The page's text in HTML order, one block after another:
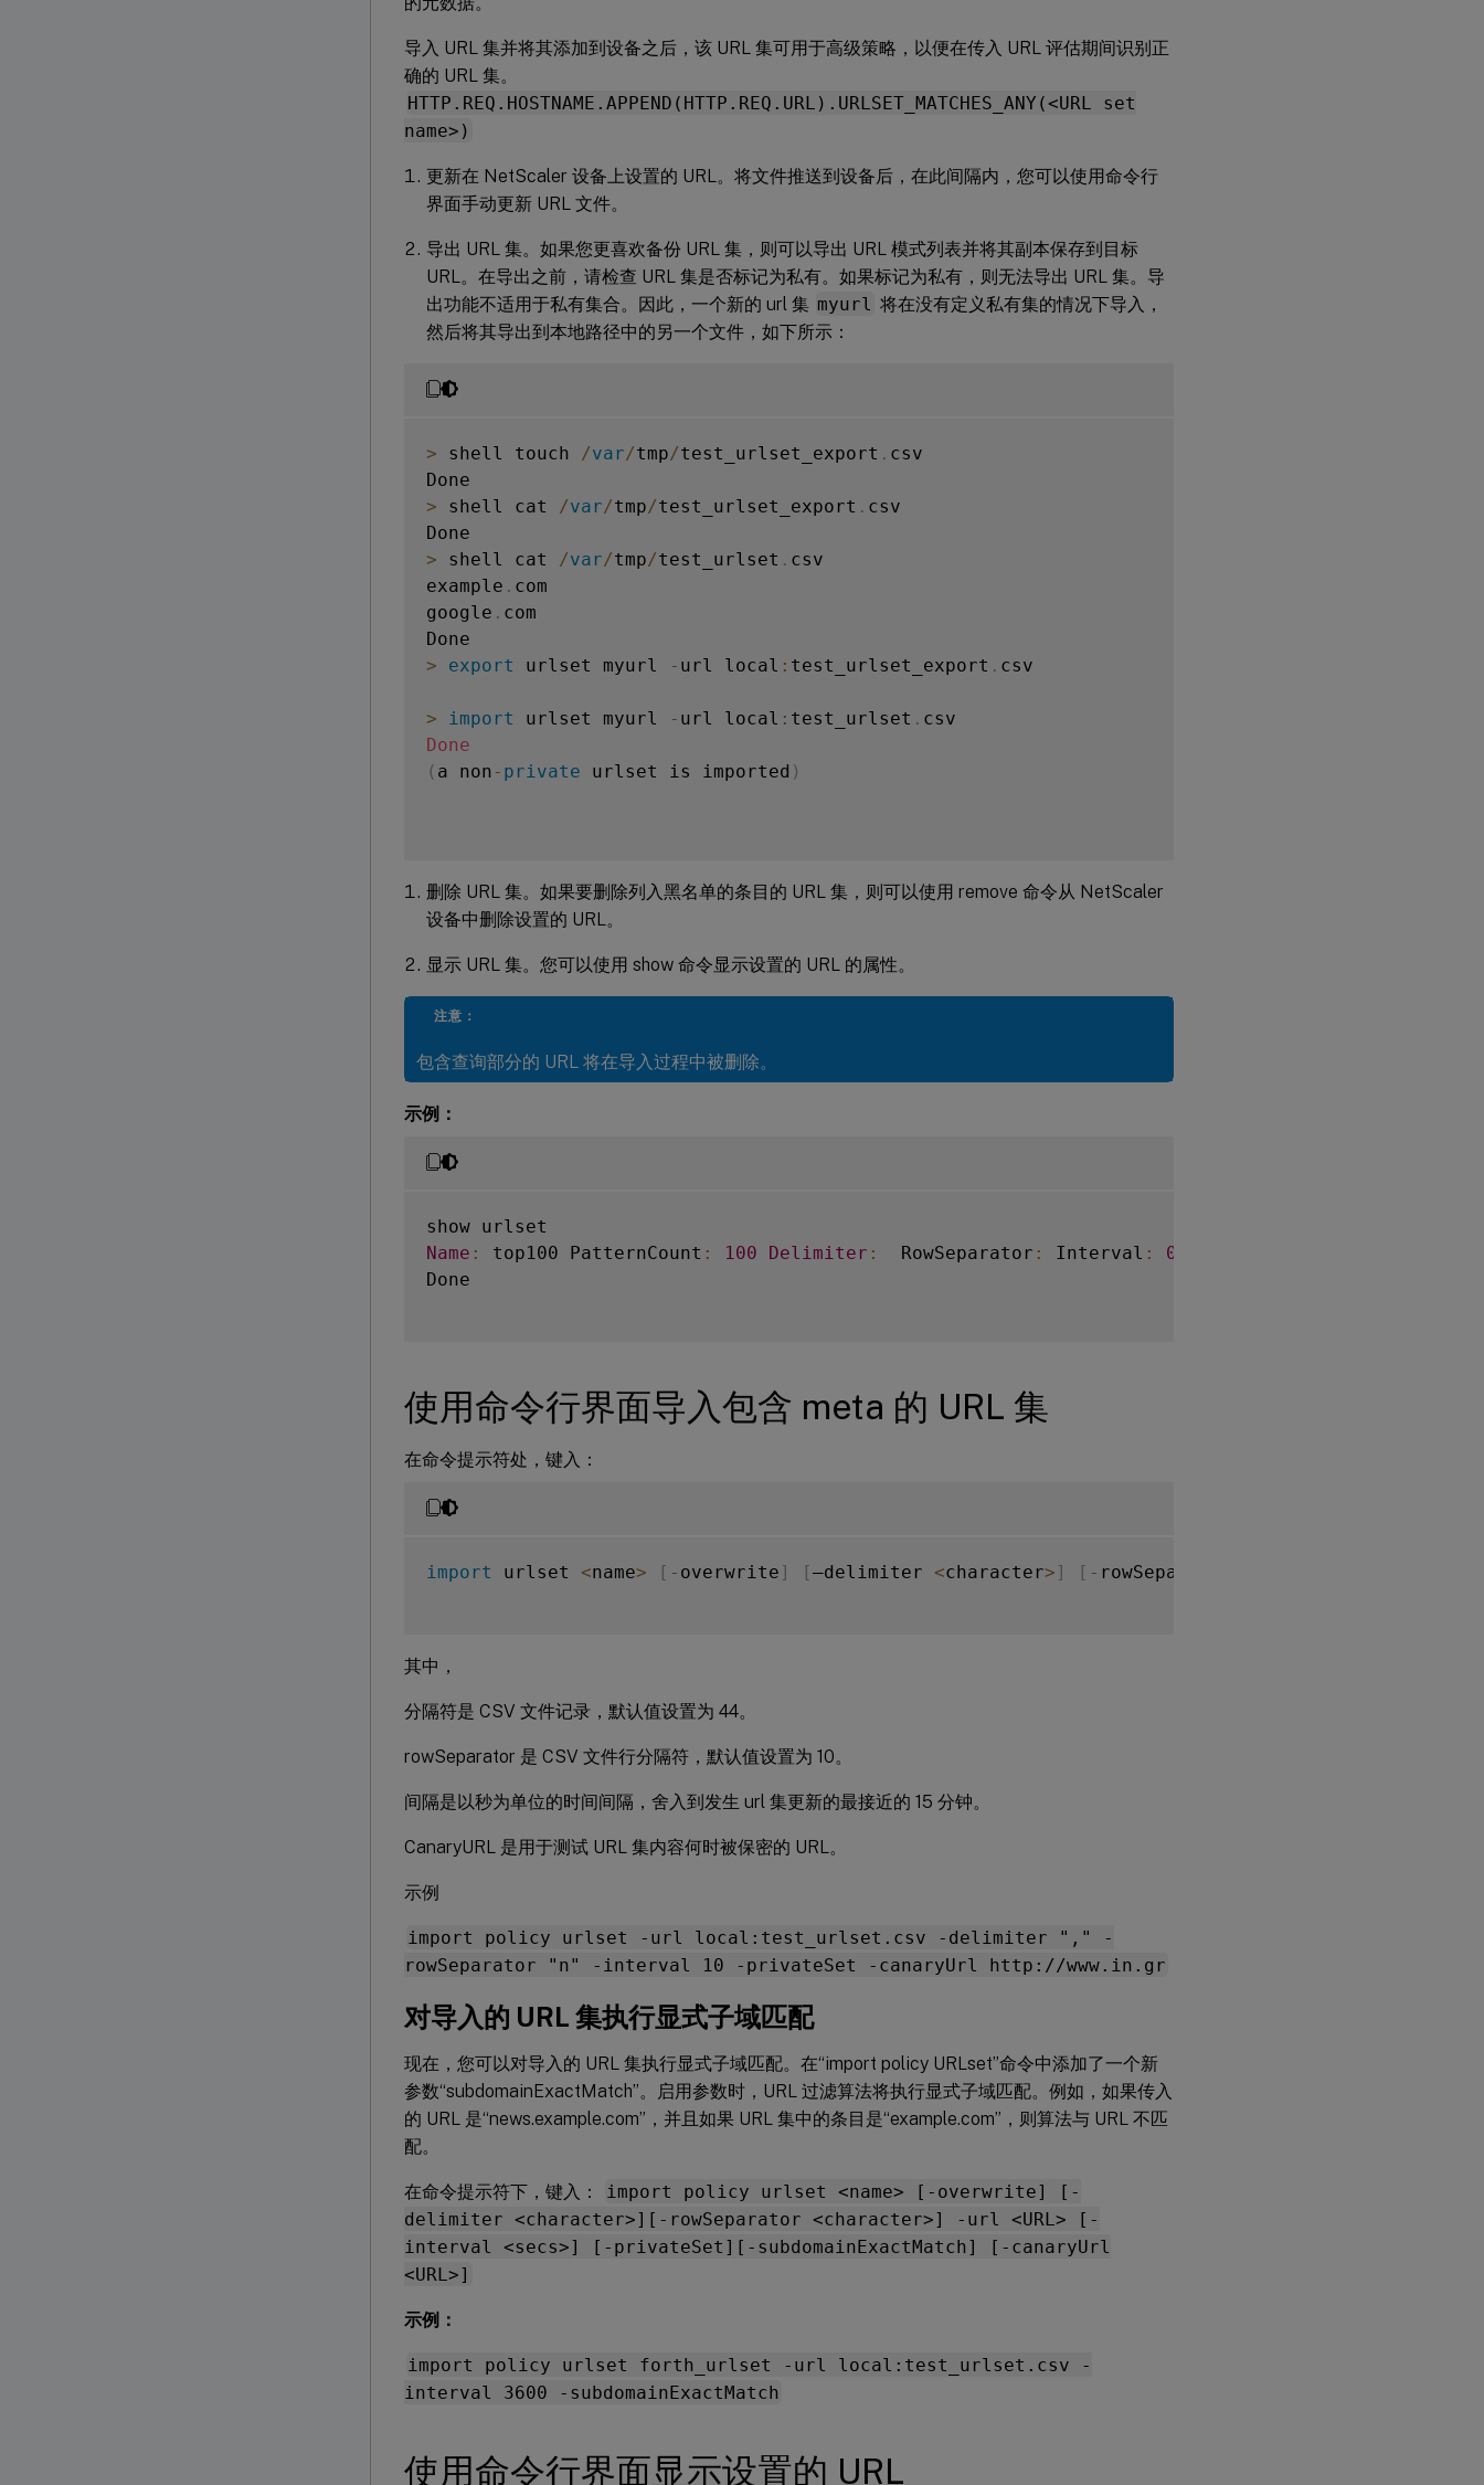
导入 URL 集并将其添加到设备之后，该 URL 集可用于高级策略，以便在传入 URL 评估期间识别正
确的 URL 集。
HTTP.REQ.HOSTNAME.APPEND(HTTP.REQ.URL).URLSET_MATCHES_ANY(<URL set
name>)
更新在 NetScaler 设备上设置的 URL。将文件推送到设备后，在此间隔内，您可以使用命令行
界面手动更新 URL 文件。
导出 URL 集。如果您更喜欢备份 URL 集，则可以导出 URL 模式列表并将其副本保存到目标
URL。在导出之前，请检查 URL 集是否标记为私有。如果标记为私有，则无法导出 URL 集。导
出功能不适用于私有集合。因此，一个新的 url 集 myurl 将在没有定义私有集的情况下导入，
然后将其导出到本地路径中的另一个文件，如下所示：
> shell touch /var/tmp/test_urlset_export . csv
> shell cat /var/tmp/test_urlset_export . csv
> shell cat /var/tmp/test_urlset . csv
example . com
google . com
>
export urlset myurl - url local : test_urlset_export . csv
> import urlset myurl - url local : test_urlset .
Done
( a non - private urlset is imported )
删除 URL 集。如果要删除列入黑名单的条目的 URL 集，则可以使用 remove 命令从 NetScaler
设备中删除设置的 URL。
显示 URL 集。您可以使用 show 命令显示设置的 URL 的属性。
注意：
包含查询部分的 URL 将在导入过程中被删除。
示例：
Name : top100 PatternCount : 100 Delimiter :
  RowSeparator
: Interval :
0
Done
使用命令行界面导入包含 meta 的 URL 集
在命令提示符处，键入：
import urlset <name> [ - overwrite ] [–delimiter <character> ] [ - rowSeparator
其中，
分隔符是 CSV 文件记录，默认值设置为 44。
rowSeparator 是 CSV 文件行分隔符，默认值设置为 10。
间隔是以秒为单位的时间间隔，舍入到发生 url 集更新的最接近的 15 分钟。
CanaryURL 是用于测试 URL 集内容何时被保密的 URL。
示例
import policy urlset -url local:test_urlset.csv -delimiter "," -
rowSeparator "n" -interval 10 -privateSet -canaryUrl http://www.in.gr
对导入的 URL 集执行显式子域匹配
现在，您可以对导入的 URL 集执行显式子域匹配。在“import policy URLset”命令中添加了一个新
参数“subdomainExactMatch”。启用参数时，URL 过滤算法将执行显式子域匹配。例如，如果传入
的 URL 是“news.example.com”，并且如果 URL 集中的条目是“example.com”，则算法与 URL 不匹
配。
在命令提示符下，键入：
import policy urlset <name> [-overwrite] [-
delimiter <character>][-rowSeparator <character>] -url <URL> [-
interval <secs>] [-privateSet][-subdomainExactMatch] [-canaryUrl
<URL>]
示例：
import policy urlset forth_urlset -url local:test_urlset.csv -
interval 3600 -subdomainExactMatch
使用命令行界面显示设置的 URL